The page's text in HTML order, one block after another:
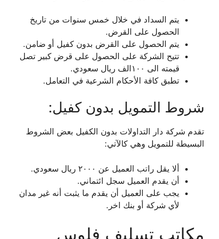
يتم السداد في خلال خمس سنوات من تاريخ
الحصول على القرض.
يتم الحصول على القرض بدون كفيل أو ضامن.
تتيح الشركة على الحصول على قرض كبير تصل
قيمته الى ١٠٠الف ريال سعودي.
تطبق كافة الأحكام الشرعية في التعامل.
شروط التمويل بدون كفيل:
تقدم شركة دار التداولات بدون الكفيل بعض الشروط
البسيطة للتمويل وهي كالآتي:
ألا يقل راتب العميل عن ٢٠٠٠ ريال سعودي.
أن يقدم العميل سجل ائتماني.
يجب على العميل أن يقدم ما يثبت أنه غير مدان
لأي شركة أو بنك اخر.
مكاتب تسليف فلوس